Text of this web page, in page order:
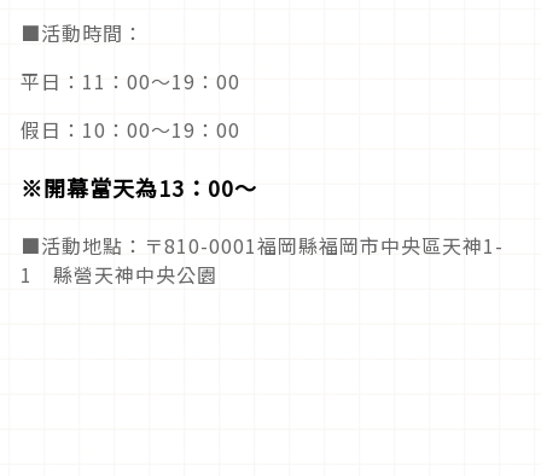
■活動時間：
平日：11：00～19：00
假日：10：00～19：00
※開幕當天為13：00～
■活動地點：〒810-0001福岡縣福岡市中央區天神1-
1 縣營天神中央公園